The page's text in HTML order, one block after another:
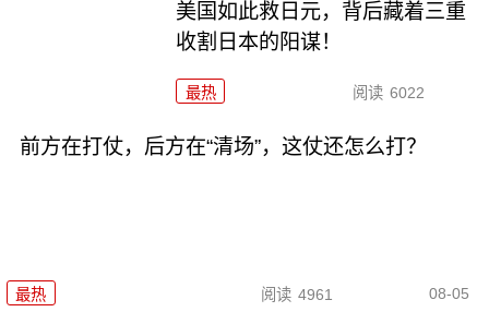
美国如此救日元，背后藏着三重
收割日本的阳谋！
最热 阅读 6022
前方在打仗，后方在“清场”，这仗还怎么打？
最热 阅读 4961 08-05